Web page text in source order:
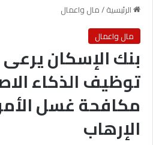
الرئيسية/مال واعمال
مال واعمال
بنك الإسكان
توظيف الذكاء
مكافحة غسل
الإرهاب